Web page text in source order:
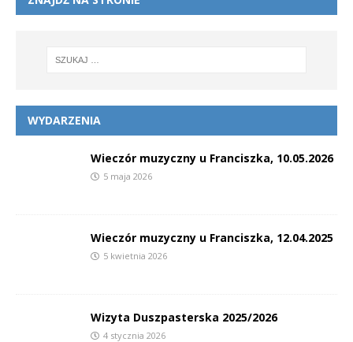
WYDARZENIA
Wieczór muzyczny u Franciszka, 10.05.2026
5 maja 2026
Wieczór muzyczny u Franciszka, 12.04.2025
5 kwietnia 2026
Wizyta Duszpasterska 2025/2026
4 stycznia 2026